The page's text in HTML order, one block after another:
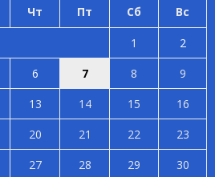
Чт Пт Сб Вс
1
2
6 7 8
9
13 14 15
16
20 21 22
23
27 28 29 30